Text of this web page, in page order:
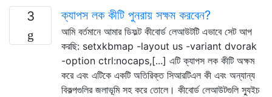
3 ক্যাপস লক কীটি পুনরায় সক্ষম করবেন?
আমি বর্তমানে আমার ডিফল্ট কীবোর্ড লেআউটটি এভাবে সেট আপ
করছি: setxkbmap -layout us -variant dvorak
-option ctrl:nocaps,[...] এটি ক্যাপস লক কীটি অক্ষম
করে এবং এটিকে একটি অতিরিক্ত সিআরটিএল কী এবং অন্যান্য
বিকল্পগুলির জলাভূমি সহ করে তোলে। কীবোর্ড লেআউটগুলি স্যুইচ